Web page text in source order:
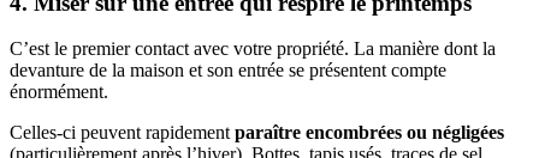
C’est le premier contact avec votre propriété. La manière dont la
devanture de la maison et son entrée se présentent compte
énormément.
Celles-ci peuvent rapidement paraître encombrées ou négligées